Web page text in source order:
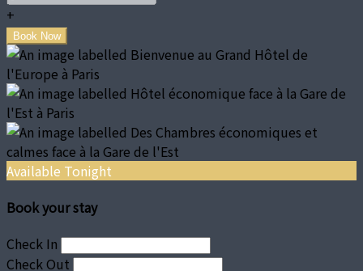
+
Available Tonight
Book your stay
Check In
Check Out